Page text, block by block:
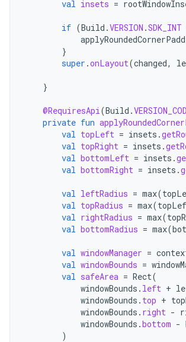
val insets =
if (Build .VERSION .SDK_INT
}
super .onLayout(changed,
}
@RequiresApi(Build .
private fun
val topLeft = insets .
val topRight = insets .
val bottomLeft = insets .
val bottomRight = insets .
val leftRadius = max(
val topRadius = max(
val rightRadius = max(
val bottomRadius = max(
val windowManager =
val windowBounds =
val safeArea = Rect(
windowBounds . left +
windowBounds . top +
windowBounds . right -
windowBounds .bottom -
)